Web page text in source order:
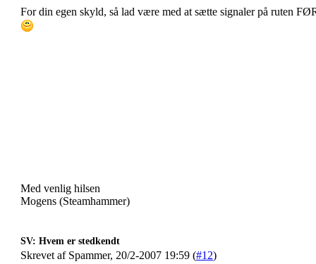
For din egen skyld, så lad være med at sætte signaler på ruten
Med venlig hilsen
Mogens (Steamhammer)
SV: Hvem er stedkendt
Skrevet af Spammer, 20/2-2007 19:59 (#12)